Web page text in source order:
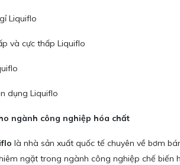
Liquiflo
và cực thấp Liquiflo
dụng Liquiflo
ngành công nghiệp hóa chất
là nhà sản xuất quốc tế chuyên về bơm
ngặt trong ngành công nghiệp chế biến